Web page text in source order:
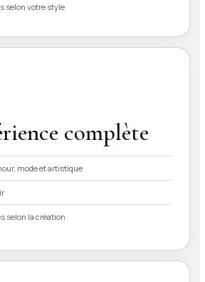
selon votre style
complète
mode et artistique
selon la création